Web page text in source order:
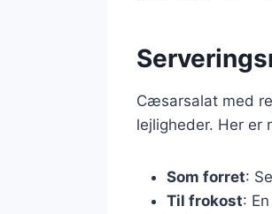
Cæsarsalat med
lejligheder. Her er
Som forret:
Til frokost: